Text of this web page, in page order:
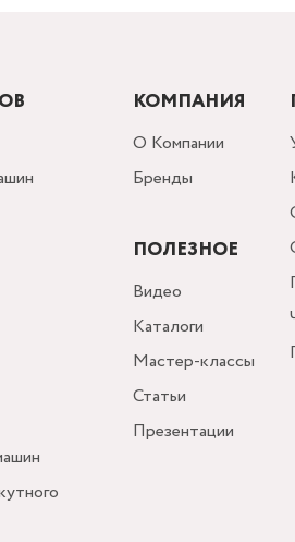
КОМПАНИЯ
О Компании
Бренды
ПОЛЕЗНОЕ
Видео
Каталоги
Мастер-классы
Статьи
Презентации